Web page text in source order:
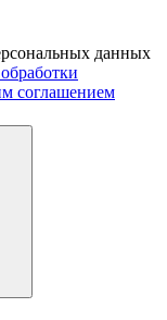
данных
соглашением